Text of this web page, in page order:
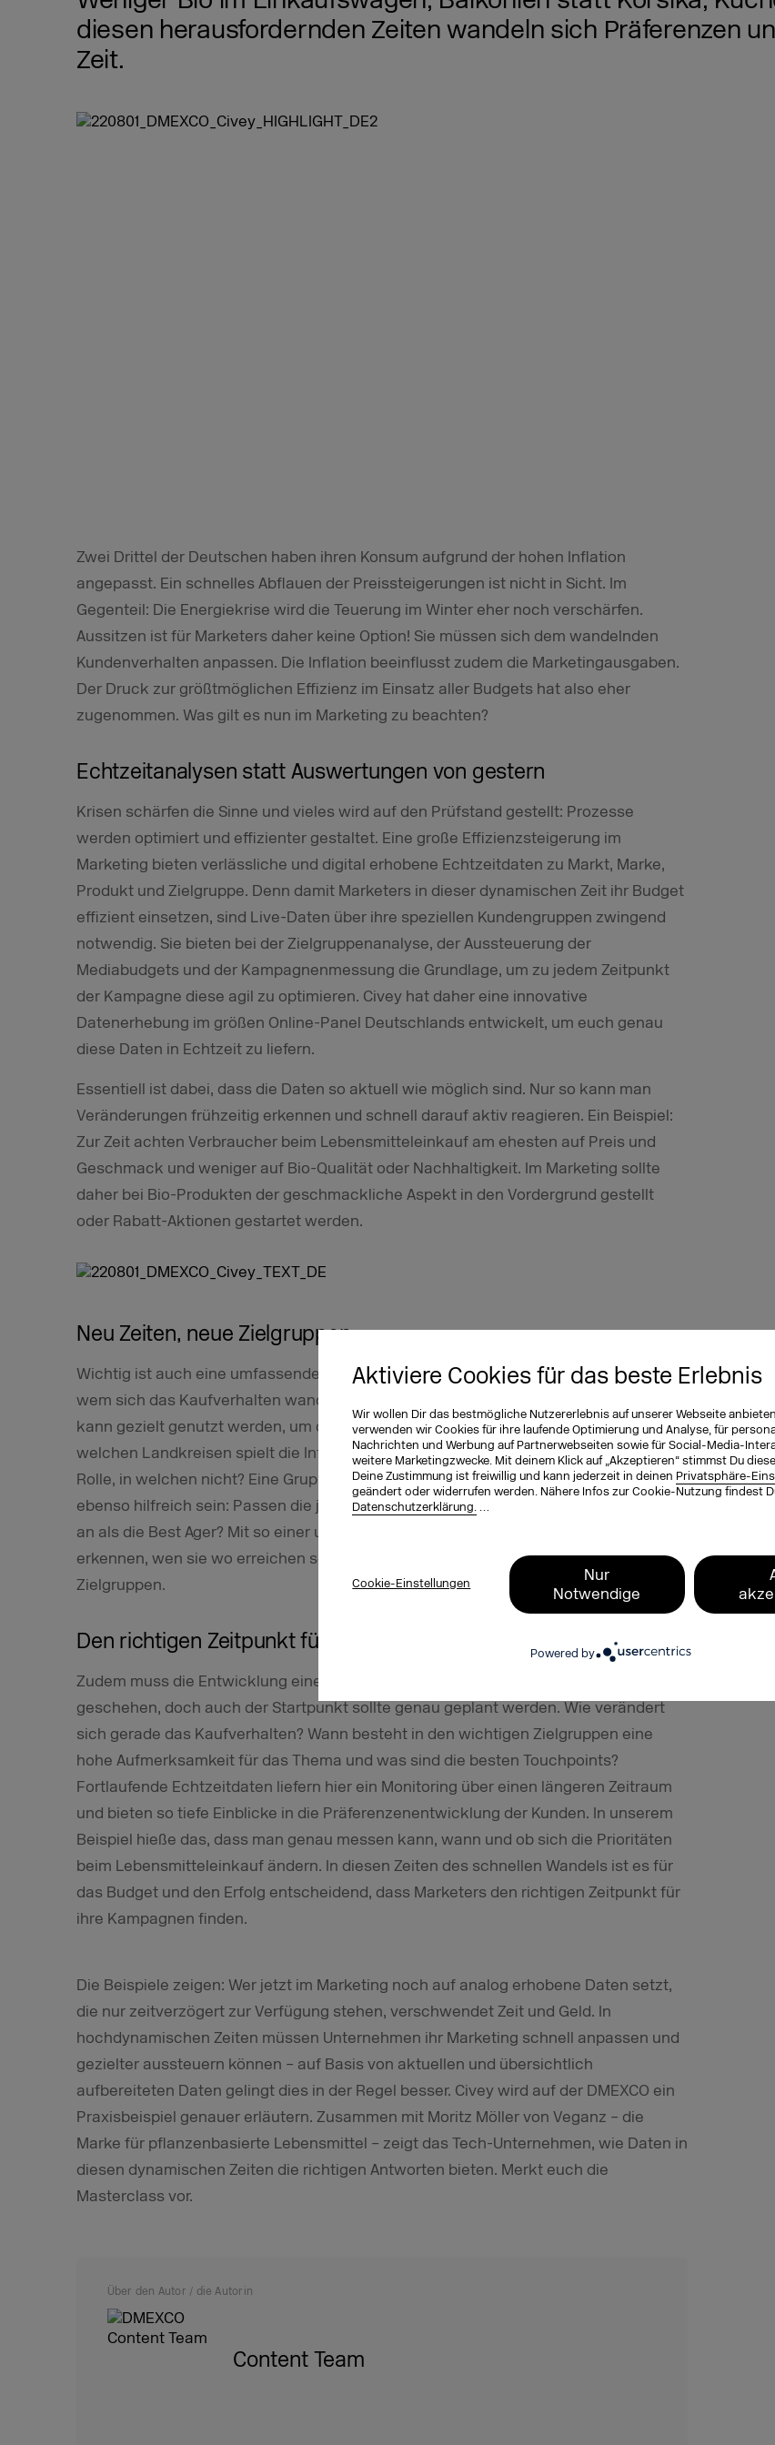
Aktiviere Cookies für das beste Erlebnis
Wir wollen Dir das bestmögliche Nutzererlebnis auf unserer Webseite
verwenden wir Cookies für ihre laufende Optimierung und Analyse, für
Nachrichten und Werbung auf Partnerwebseiten sowie für Social-Media-
weitere Marketingzwecke. Mit deinem Klick auf „Akzeptieren“ stimmst Du
Deine Zustimmung ist freiwillig und kann jederzeit in deinen Privatsphäre-
geändert oder widerrufen werden. Nähere Infos zur Cookie-Nutzung findest
Datenschutzerklärung. …
Cookie-Einstellungen
Nur
Notwendige
Powered by
diesen herausfordernden Zeiten wandeln sich Präferenzen
Zeit.
Zwei Drittel der Deutschen haben ihren Konsum aufgrund der hohen Inflation
angepasst. Ein schnelles Abflauen der Preissteigerungen ist nicht in Sicht. Im
Gegenteil: Die Energiekrise wird die Teuerung im Winter eher noch verschärfen.
Aussitzen ist für Marketers daher keine Option! Sie müssen sich dem wandelnden
Kundenverhalten anpassen. Die Inflation beeinflusst zudem die Marketingausgaben.
Der Druck zur größtmöglichen Effizienz im Einsatz aller Budgets hat also eher
zugenommen. Was gilt es nun im Marketing zu beachten?
Echtzeitanalysen statt Auswertungen von gestern
Krisen schärfen die Sinne und vieles wird auf den Prüfstand gestellt: Prozesse
werden optimiert und effizienter gestaltet. Eine große Effizienzsteigerung im
Marketing bieten verlässliche und digital erhobene Echtzeitdaten zu Markt, Marke,
Produkt und Zielgruppe. Denn damit Marketers in dieser dynamischen Zeit ihr Budget
effizient einsetzen, sind Live-Daten über ihre speziellen Kundengruppen zwingend
notwendig. Sie bieten bei der Zielgruppenanalyse, der Aussteuerung der
Mediabudgets und der Kampagnenmessung die Grundlage, um zu jedem Zeitpunkt
der Kampagne diese agil zu optimieren. Civey hat daher eine innovative
Datenerhebung im größen Online-Panel Deutschlands entwickelt, um euch genau
diese Daten in Echtzeit zu liefern.
Essentiell ist dabei, dass die Daten so aktuell wie möglich sind. Nur so kann man
Veränderungen frühzeitig erkennen und schnell darauf aktiv reagieren. Ein Beispiel:
Zur Zeit achten Verbraucher beim Lebensmitteleinkauf am ehesten auf Preis und
Geschmack und weniger auf Bio-Qualität oder Nachhaltigkeit. Im Marketing sollte
daher bei Bio-Produkten der geschmackliche Aspekt in den Vordergrund gestellt
oder Rabatt-Aktionen gestartet werden.
Neu Zeiten, neue Zielgruppen
Wichtig ist auch eine umfassende Datentiefe, um gezielt zu analysieren, wo und bei
wem sich das Kaufverhalten wandelt. Eine Analyse bis in kleine regionale Räume
kann gezielt genutzt werden, um das regionale Marketing gezielter auszusteuern. In
welchen Landkreisen spielt die Inflation in den Köpfen der Menschen eine große
Rolle, in welchen nicht? Eine Gruppierung der Zahlen nach Altersgruppen kann
ebenso hilfreich sein: Passen die jüngeren Generationen ihr Konsumverhalten stärker
an als die Best Ager? Mit so einer umfassenden Datentiefe können Marketers besser
erkennen, wen sie wo erreichen sollten: Im Idealfall erschließen sich so sogar neue
Zielgruppen.
Den richtigen Zeitpunkt für den Kampagnenstart
Zudem muss die Entwicklung einer Kampagne in dynamischen Zeiten schneller
geschehen, doch auch der Startpunkt sollte genau geplant werden. Wie verändert
sich gerade das Kaufverhalten? Wann besteht in den wichtigen Zielgruppen eine
hohe Aufmerksamkeit für das Thema und was sind die besten Touchpoints?
Fortlaufende Echtzeitdaten liefern hier ein Monitoring über einen längeren Zeitraum
und bieten so tiefe Einblicke in die Präferenzenentwicklung der Kunden. In unserem
Beispiel hieße das, dass man genau messen kann, wann und ob sich die Prioritäten
beim Lebensmitteleinkauf ändern. In diesen Zeiten des schnellen Wandels ist es für
das Budget und den Erfolg entscheidend, dass Marketers den richtigen Zeitpunkt für
ihre Kampagnen finden.
Die Beispiele zeigen: Wer jetzt im Marketing noch auf analog erhobene Daten setzt,
die nur zeitverzögert zur Verfügung stehen, verschwendet Zeit und Geld. In
hochdynamischen Zeiten müssen Unternehmen ihr Marketing schnell anpassen und
gezielter aussteuern können – auf Basis von aktuellen und übersichtlich
aufbereiteten Daten gelingt dies in der Regel besser. Civey wird auf der DMEXCO ein
Praxisbeispiel genauer erläutern. Zusammen mit Moritz Möller von Veganz – die
Marke für pflanzenbasierte Lebensmittel – zeigt das Tech-Unternehmen, wie Daten in
diesen dynamischen Zeiten die richtigen Antworten bieten. Merkt euch die
Masterclass vor.
Über den Autor / die Autorin
Content Team